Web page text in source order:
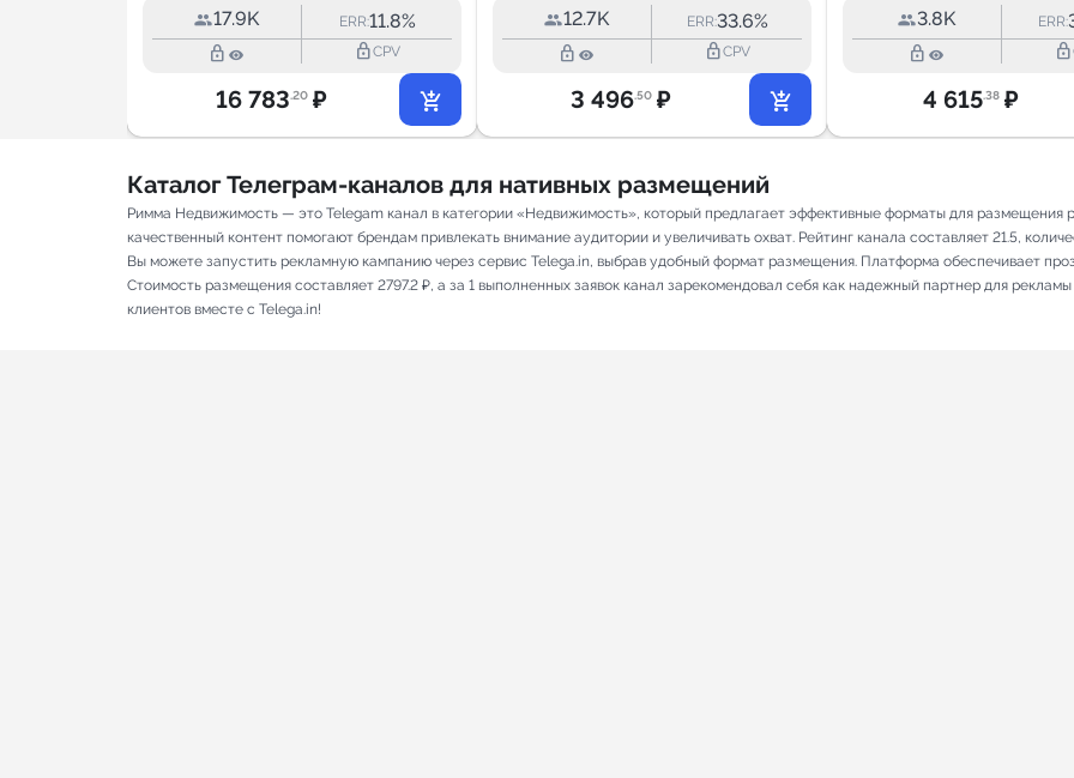
17.9K ERR:11.8%
lock_outline lock_outlineCPV
16 783.20 ₽
12.7K ERR:33.6%
lock_outline lock_outlineCPV
3 496.50 ₽
3.8K ERR:
lock_outline lock_outline
4 615.38 ₽
Каталог Телеграм-каналов для нативных размещений
Римма Недвижимость — это Telegam канал в категории «Недвижимость», который предлагает эффективные форматы для размещения
качественный контент помогают брендам привлекать внимание аудитории и увеличивать охват. Рейтинг канала составляет 21.5,
Вы можете запустить рекламную кампанию через сервис Telega.in, выбрав удобный формат размещения. Платформа обеспечивает
Стоимость размещения составляет 2797.2 ₽, а за 1 выполненных заявок канал зарекомендовал себя как надежный партнер для
клиентов вместе с Telega.in!